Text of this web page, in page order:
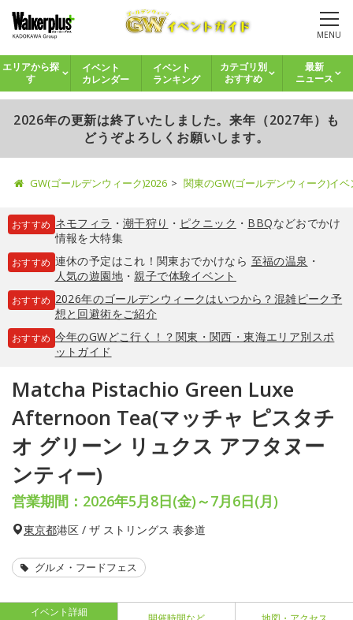
MENU
エリアから探
す
イベント
カレンダー
イベント
ランキング
カテゴリ別
おすすめ
最新
ニュース
2026年の更新は終了いたしました。来年（2027年）も
どうぞよろしくお願いします。
GW(ゴールデンウィーク)2026 関東のGW(ゴールデンウィーク)イ
おすすめ ネモフィラ ・ 潮干狩り ・ ピクニック ・ BBQなどおでかけ
情報を大特集
おすすめ 連休の予定はこれ！関東おでかけなら 至福の温泉 ・
人気の遊園地・親子で体験イベント
おすすめ 2026年のゴールデンウィークはいつから？混雑ピーク予
想と回避術をご紹介
おすすめ 今年のGWどこ行く！？関東・関西・東海エリア別スポ
ットガイド
Matcha Pistachio Green Luxe
Afternoon Tea(マッチャ ピスタチ
オ グリーン リュクス アフタヌー
ンティー)
営業期間：2026年5月8日(金)～7月6日(月)
東京都港区 / ザ ストリングス 表参道
グルメ・フードフェス
イベント詳細